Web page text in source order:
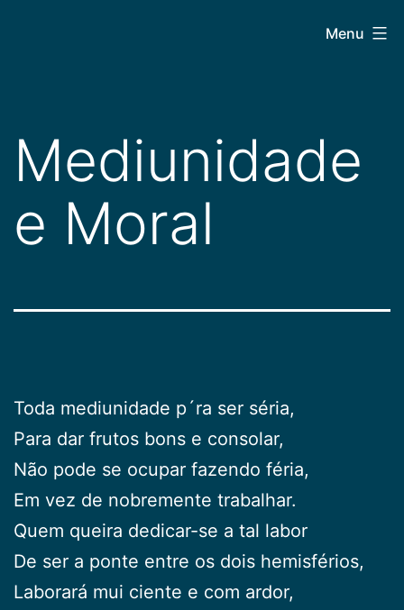
Menu
Mediunidade
e Moral
Toda mediunidade p´ra ser séria,
Para dar frutos bons e consolar,
Não pode se ocupar fazendo féria,
Em vez de nobremente trabalhar.
Quem queira dedicar-se a tal labor
De ser a ponte entre os dois hemisférios,
Laborará mui ciente e com ardor,